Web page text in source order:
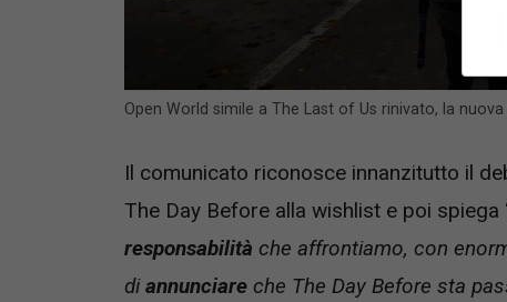
Open World simile a The Last of Us rinivato, la
Il comunicato riconosce innanzitutto il
The Day Before alla wishlist e poi spiega
responsabilità che affrontiamo, con
diannunciare che The Day Before sta